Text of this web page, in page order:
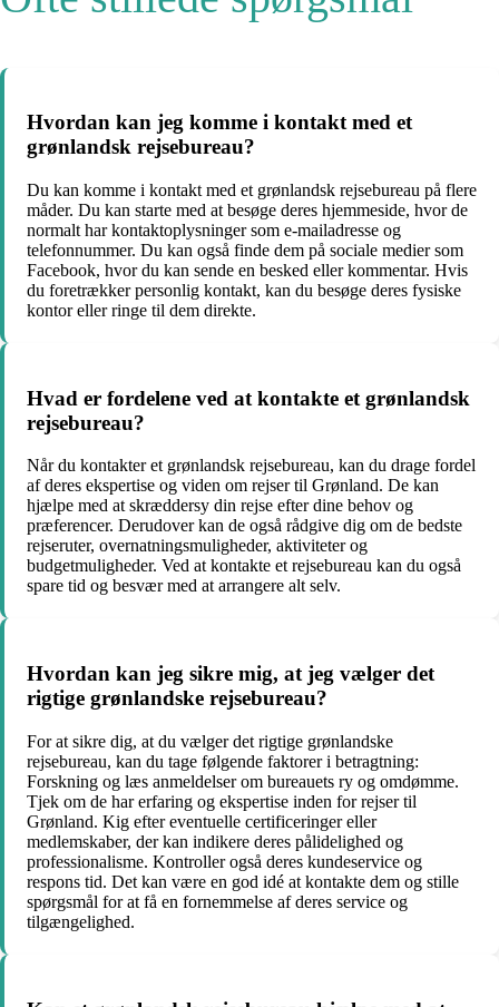
Hvordan kan jeg komme i kontakt med et
grønlandsk rejsebureau?
Du kan komme i kontakt med et grønlandsk rejsebureau på flere
måder. Du kan starte med at besøge deres hjemmeside, hvor de
normalt har kontaktoplysninger som e-mailadresse og
telefonnummer. Du kan også finde dem på sociale medier som
Facebook, hvor du kan sende en besked eller kommentar. Hvis
du foretrækker personlig kontakt, kan du besøge deres fysiske
kontor eller ringe til dem direkte.
Hvad er fordelene ved at kontakte et grønlandsk
rejsebureau?
Når du kontakter et grønlandsk rejsebureau, kan du drage fordel
af deres ekspertise og viden om rejser til Grønland. De kan
hjælpe med at skræddersy din rejse efter dine behov og
præferencer. Derudover kan de også rådgive dig om de bedste
rejseruter, overnatningsmuligheder, aktiviteter og
budgetmuligheder. Ved at kontakte et rejsebureau kan du også
spare tid og besvær med at arrangere alt selv.
Hvordan kan jeg sikre mig, at jeg vælger det
rigtige grønlandske rejsebureau?
For at sikre dig, at du vælger det rigtige grønlandske
rejsebureau, kan du tage følgende faktorer i betragtning:
Forskning og læs anmeldelser om bureauets ry og omdømme.
Tjek om de har erfaring og ekspertise inden for rejser til
Grønland. Kig efter eventuelle certificeringer eller
medlemskaber, der kan indikere deres pålidelighed og
professionalisme. Kontroller også deres kundeservice og
respons tid. Det kan være en god idé at kontakte dem og stille
spørgsmål for at få en fornemmelse af deres service og
tilgængelighed.